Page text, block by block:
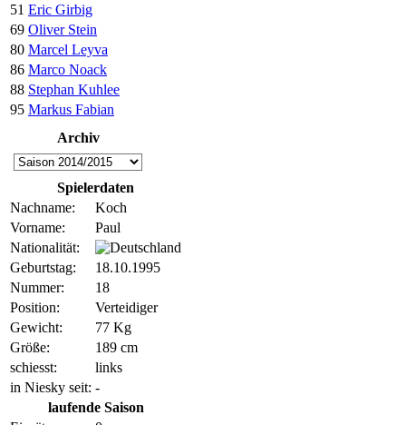
51 Eric Girbig
69 Oliver Stein
80 Marcel Leyva
86 Marco Noack
88 Stephan Kuhlee
95 Markus Fabian
Archiv
Spielerdaten
Nachname:
Koch
Vorname:
Paul
Nationalität:
Geburtstag:
18.10.1995
Nummer:
18
Position:
Verteidiger
Gewicht:
77 Kg
Größe:
189 cm
schiesst:
links
in Niesky seit: -
laufende Saison